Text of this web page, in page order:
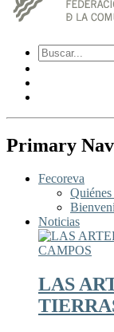
Primary
Fecoreva
Quiénes
Noticias
LAS